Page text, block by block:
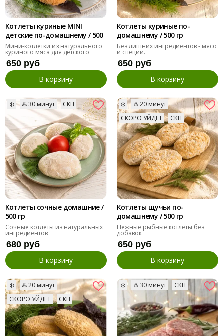
Котлеты куриные MINI
детские по-домашнему / 500
гр
Мини-котлетки из натурального
куриного мяса для детского
меню
650 руб
В корзину
Котлеты куриные по-
домашнему / 500 гр
Без лишних ингредиентов - мясо
и специи.
650 руб
В корзину
❄️ ♨️ 30 минут СКП
Котлеты сочные домашние /
500 гр
Сочные котлеты из натуральных
ингредиентов
680 руб
В корзину
❄️
♨️ 20 минут
СКОРО УЙДЕТ
СКП
Котлеты щучьи по-
домашнему / 500 гр
Нежные рыбные котлеты без
добавок
650 руб
В корзину
❄️
♨️ 20 минут
СКОРО УЙДЕТ
СКП
❄️ ♨️ 30 минут СКП